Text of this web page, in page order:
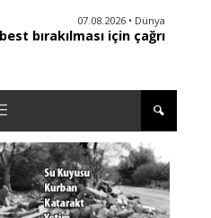
07.08.2026 • Dünya
bırakılması için çağrı
06.08.2026 • Yorum - Analiz
Duygusal Zekâ ile Çocuk